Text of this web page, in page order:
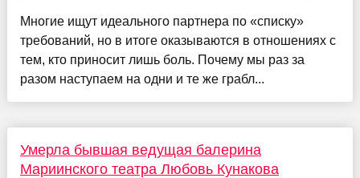
Многие ищут идеального партнера по «списку»
требований, но в итоге оказываются в отношениях с
тем, кто приносит лишь боль. Почему мы раз за
разом наступаем на одни и те же грабл...
Умерла бывшая ведущая балерина
Мариинского театра Любовь Кунакова